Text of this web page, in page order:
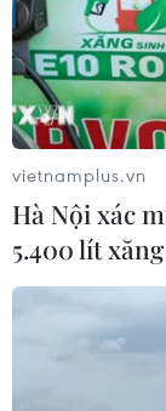
vietnamplus.vn
Hà Nội xác
5.400 lít